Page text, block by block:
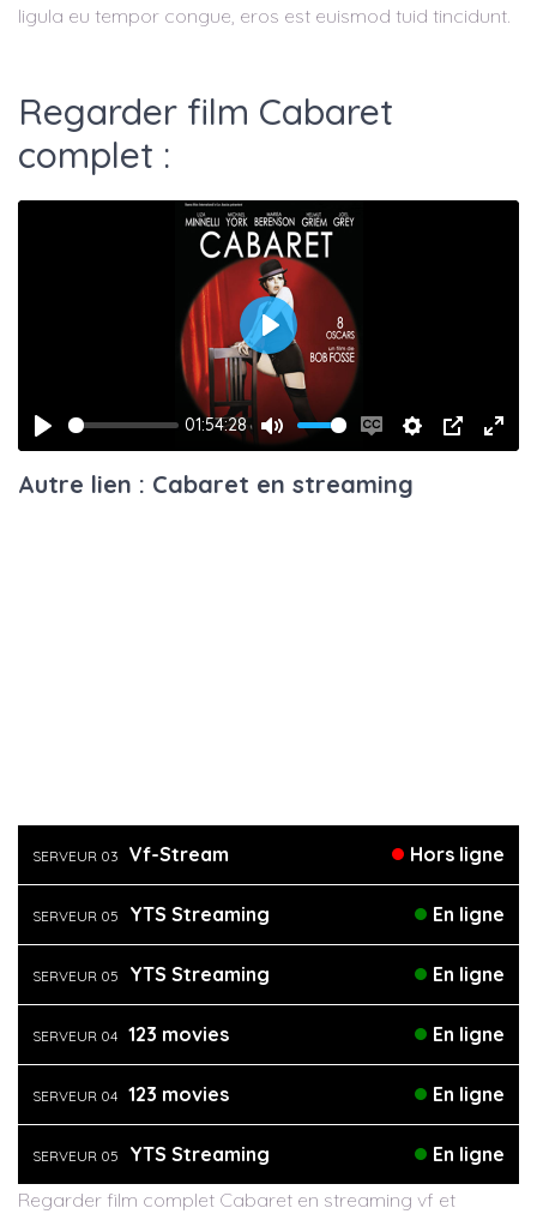
ligula eu tempor congue, eros est euismod tuid tincidunt.
Regarder film Cabaret
complet :
Play
01:54:28
Mute
Enable
captions
Settings
PIP
Play
Autre lien : Cabaret en streaming
SERVEUR 03 Vf-Stream Hors ligne
SERVEUR 05 YTS Streaming En ligne
SERVEUR 05 YTS Streaming En ligne
SERVEUR 04 123 movies En ligne
SERVEUR 04 123 movies En ligne
SERVEUR 05 YTS Streaming
En ligne
Regarder film complet Cabaret en streaming vf et